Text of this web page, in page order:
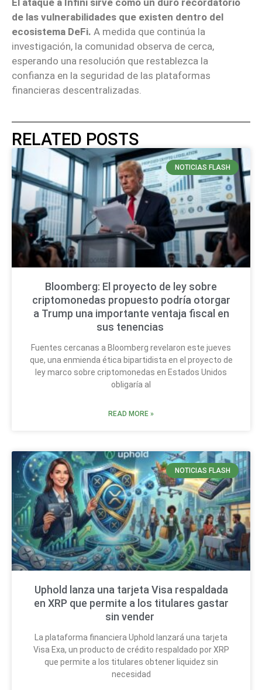
El ataque a Infini sirve como un duro recordatorio
de las vulnerabilidades que existen dentro del
ecosistema DeFi. A medida que continúa la
investigación, la comunidad observa de cerca,
esperando una resolución que restablezca la
confianza en la seguridad de las plataformas
financieras descentralizadas.
RELATED POSTS
NOTICIAS FLASH
Bloomberg: El proyecto de ley sobre
criptomonedas propuesto podría otorgar
a Trump una importante ventaja fiscal en
sus tenencias
Fuentes cercanas a Bloomberg revelaron este jueves
que, una enmienda ética bipartidista en el proyecto de
ley marco sobre criptomonedas en Estados Unidos
obligaría al
READ MORE »
NOTICIAS FLASH
Uphold lanza una tarjeta Visa respaldada
en XRP que permite a los titulares gastar
sin vender
La plataforma financiera Uphold lanzará una tarjeta
Visa Exa, un producto de crédito respaldado por XRP
que permite a los titulares obtener liquidez sin
necesidad